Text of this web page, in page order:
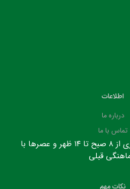
اطلاعات
درباره ما
تماس با ما
ساعت کاری: ساعت اداری از ۸ صبح تا ۱۴ ظهر و عصرها با
قبلی
نکات مهم